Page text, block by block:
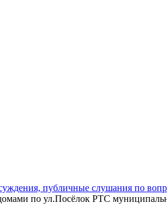
публичные слушания по
по ул.Посёлок РТС